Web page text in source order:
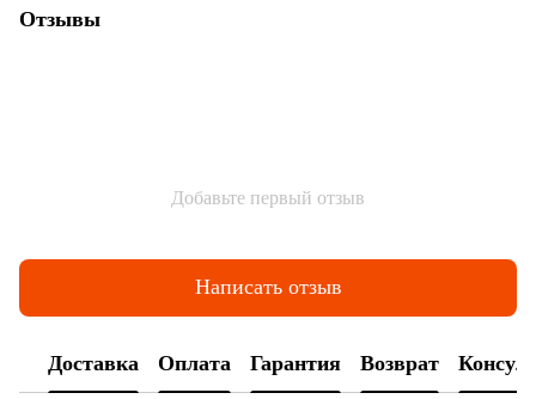
Отзывы
Добавьте первый отзыв
Написать отзыв
Доставка Оплата Гарантия Возврат